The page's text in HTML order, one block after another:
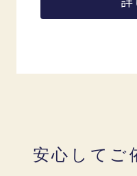
安心してご